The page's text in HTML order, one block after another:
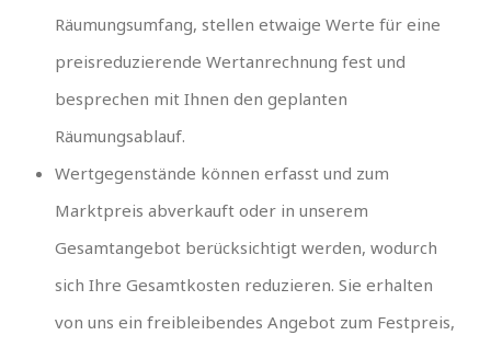
Räumungsumfang, stellen etwaige Werte für eine
preisreduzierende Wertanrechnung fest und
besprechen mit Ihnen den geplanten
Räumungsablauf.
Wertgegenstände können erfasst und zum
Marktpreis abverkauft oder in unserem
Gesamtangebot berücksichtigt werden, wodurch
sich Ihre Gesamtkosten reduzieren. Sie erhalten
von uns ein freibleibendes Angebot zum Festpreis,